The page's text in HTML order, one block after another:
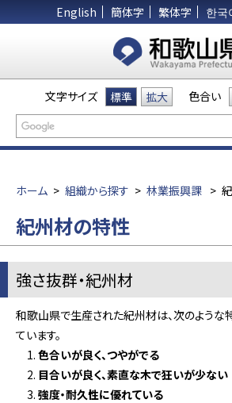
English 簡体字 繁体字 한국
文字サイズ 標準 拡大 色合い
ホーム > 組織から探す > 林業振興課 >
紀州材の特性
強さ抜群・紀州材
和歌山県で生産された紀州材は、次のような
ています。
色合いが良く、つやがでる
目合いが良く、素直な木で狂いが少ない
強度・耐久性に優れている